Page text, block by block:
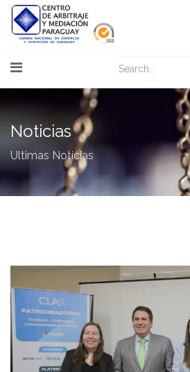
Noticias
Ultimas Noticias